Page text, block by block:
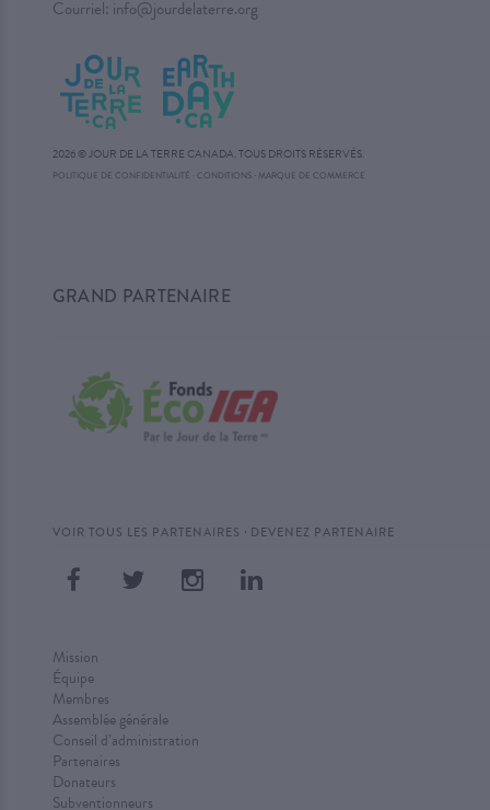
Courriel: info@jourdelaterre.org
2026 © JOUR DE LA TERRE CANADA. TOUS DROITS RÉSERVÉS.
POLITIQUE DE CONFIDENTIALITÉ CONDITIONS·MARQUE DE COMMERCE
GRAND PARTENAIRE
VOIR TOUS LES PARTENAIRES · DEVENEZ PARTENAIRE
Mission
Équipe
Membres
Assemblée générale
Conseil d’administration
Partenaires
Donateurs
Subventionneurs